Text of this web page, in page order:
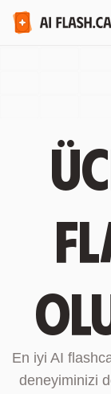
En iyi AI
deneyiminizi